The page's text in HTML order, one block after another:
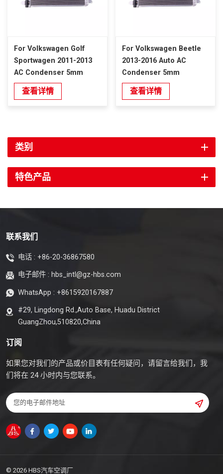
For Volkswagen Golf
Sportwagen 2011-2013
AC Condenser 5mm
查看详情
For Volkswagen Beetle
2013-2016 Auto AC
Condenser 5mm
查看详情
类别
特色产品
联系我们
电话 : +86-20-36867580
电子邮件 : hbs_intl@gz-hbs.com
WhatsApp : +8615920167887
#29, Lingdong Rd.,Auto Base, Huadu District
GuangZhou,510820,China
订阅
如果您对我们的产品或价目表有任何疑问，请留言给我们，我
们将在 24 小时内与您联系。
© 2026 HBS汽车空调厂